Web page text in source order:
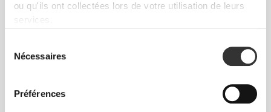
ou qu'ils ont collectées lors de votre utilisation de leurs
services.
Nécessaires
PréférencesEXTENSIBILITÉ BIDIRECTIONNELLE